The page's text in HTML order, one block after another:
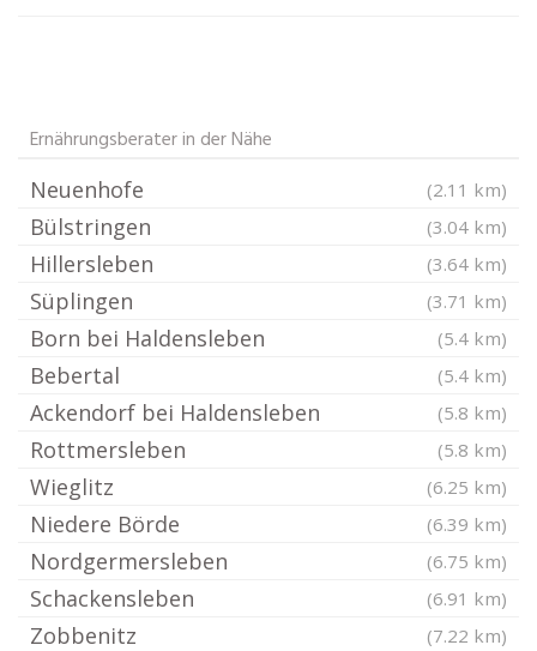
Ernährungsberater in der Nähe
Neuenhofe (2.11 km)
Bülstringen (3.04 km)
Hillersleben (3.64 km)
Süplingen (3.71 km)
Born bei Haldensleben (5.4 km)
Bebertal (5.4 km)
Ackendorf bei Haldensleben (5.8 km)
Rottmersleben (5.8 km)
Wieglitz (6.25 km)
Niedere Börde (6.39 km)
Nordgermersleben (6.75 km)
Schackensleben (6.91 km)
Zobbenitz (7.22 km)